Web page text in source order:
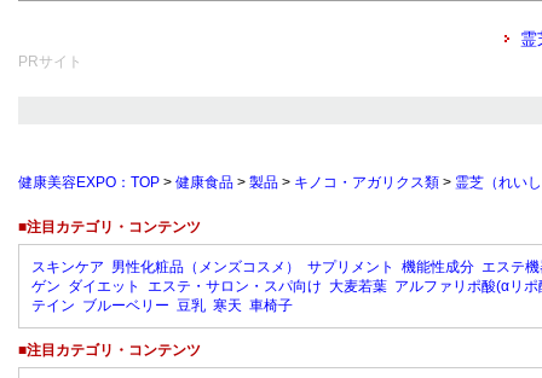
霊
PRサイト
健康美容EXPO：TOP > 健康食品 > 製品 > キノコ・アガリクス類 > 霊芝（れい
■注目カテゴリ・コンテンツ
スキンケア 男性化粧品（メンズコスメ） サプリメント 機能性成分 エステ
ゲン ダイエット エステ・サロン・スパ向け 大麦若葉 アルファリポ酸(αリポ
テイン ブルーベリー 豆乳 寒天 車椅子
■注目カテゴリ・コンテンツ